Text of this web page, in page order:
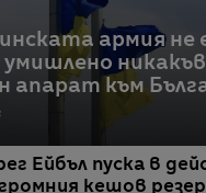
армия не
умишлено никакъв
апарат към
Ейбъл пуска в
кешов